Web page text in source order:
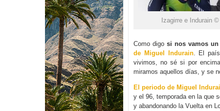
Izagirre e Indurain
Como digosi nos vamos un
de Miguel Indurain. El país
vivimos, no sé si por
miramos aquellos días, y se
El periodo de Miguel
y el 96, temporada en la que
y abandonando la Vuelta en